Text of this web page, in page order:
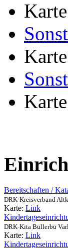
Bereitschaften /
DRK-Kreisverband
Karte: Link
DRK-Kita Büllerbü
Karte: Link